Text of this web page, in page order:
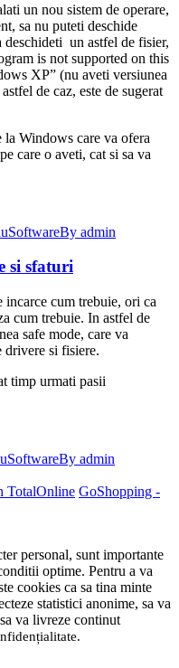
un nou sistem de operare,
sa nu puteti deschide
un astfel de fisier,
is not supported on this
XP” (nu aveti versiunea
de caz, este de sugerat
Windows care va ofera
care o aveti, cat si sa va
SoftwareBy admin
si sfaturi
incarce cum trebuie, ori ca
cum trebuie. In astfel de
safe mode, care va
drivere si fisiere.
timp urmati pasii
SoftwareBy admin
TotalOnline GoShopping -
personal, sunt importante
optime. Pentru a va
cookies ca sa tina minte
statistici anonime, sa va
va livreze continut
.